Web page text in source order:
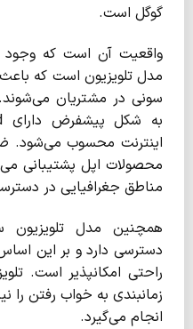
گوگل است.
واقعیت آن است که وجود
سونی در مشتریان
محصولات اپل پشتیبانی
مناطق جغرافیایی در
دسترسی دارد و بر این
راحتی امکان­پذیر است.
انجام می‌­گیرد.